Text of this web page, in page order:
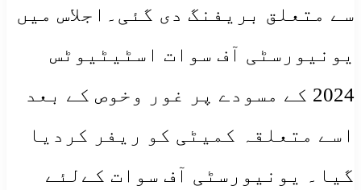
سے متعلق بریفنگ دی گئی۔اجلاس میں
یونیورسٹی آف سوات اسٹیٹیوٹس
2024 کے مسودے پر غور وخوص کے بعد
اسے متعلقہ کمیٹی کو ریفر کردیا
گیا۔ یونیورسٹی آف سوات کےلئے